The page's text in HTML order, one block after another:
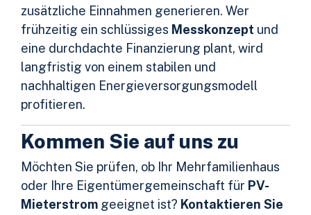
zusätzliche Einnahmen generieren. Wer
frühzeitig ein schlüssiges Messkonzept und
eine durchdachte Finanzierung plant, wird
langfristig von einem stabilen und
nachhaltigen Energieversorgungsmodell
profitieren.
Kommen Sie auf uns zu
Möchten Sie prüfen, ob Ihr Mehrfamilienhaus
oder Ihre Eigentümergemeinschaft für PV-
Mieterstrom geeignet ist? Kontaktieren Sie